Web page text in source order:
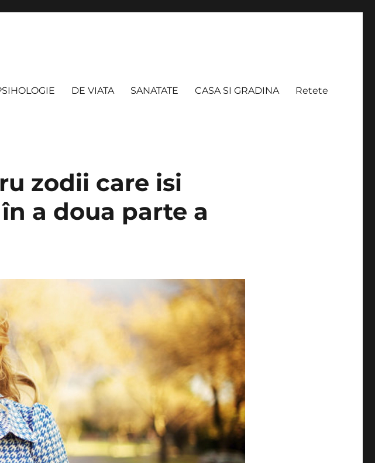
DE VIATA SANATATE CASA SI GRADINA Retete
zodii care isi
a doua parte a